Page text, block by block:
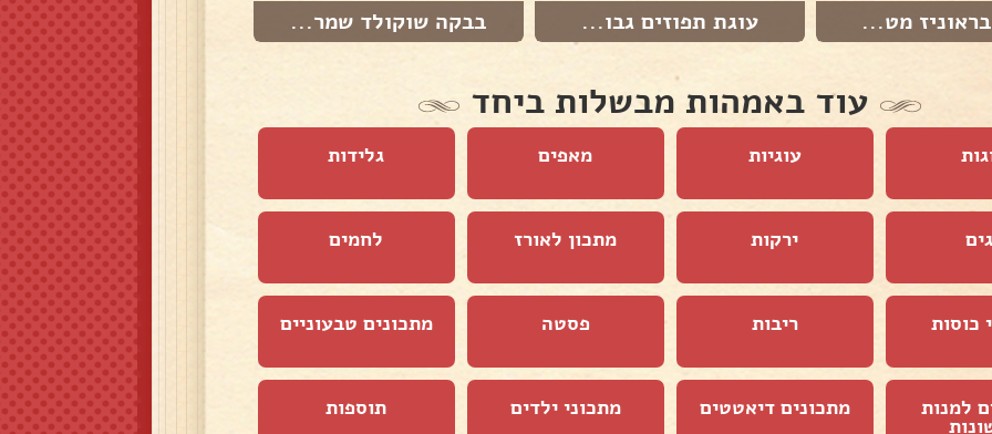
מט... עוגת תפוזים גבו... בבקה שוקולד שמר...
עוד באמהות מבשלות ביחד
עוגיות מאפים גלידות
ירקות מתכון לאורז לחמים
כוסות ריבות פסטה מתכונים טבעוניים
למנות מתכונים דיאטטים מתכוני ילדים תוספות